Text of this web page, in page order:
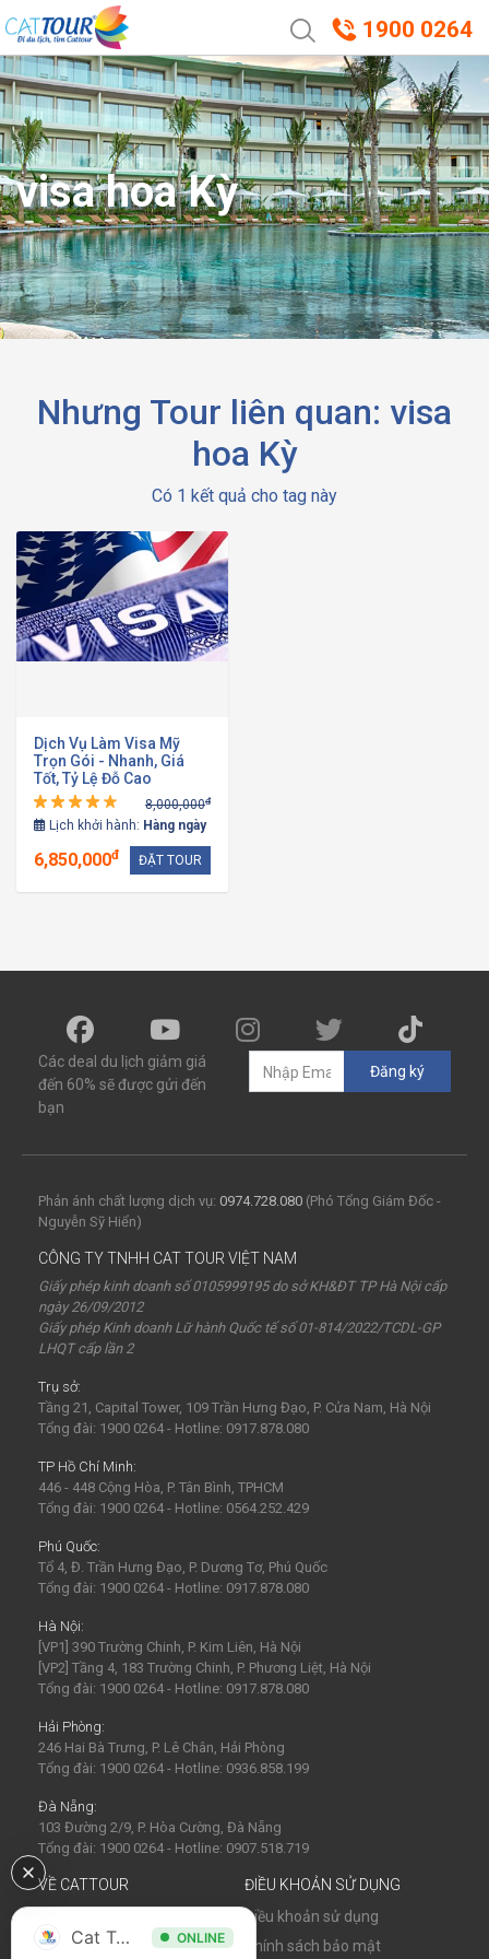
1900 0264
visa hoa Kỳ
Nhưng Tour liên quan: visa
hoa Kỳ
Có 1 kết quả cho tag này
Dịch Vụ Làm Visa Mỹ
Trọn Gói - Nhanh, Giá
Tốt, Tỷ Lệ Đỗ Cao
8,000,000đ
Lịch khởi hành: Hàng ngày
6,850,000đ ĐẶT TOUR
Các deal du lịch giảm giá
đến 60% sẽ được gửi đến
bạn
Đăng ký
Phản ánh chất lượng dịch vụ: 0974.728.080 (Phó Tổng Giám Đốc -
Nguyễn Sỹ Hiển)
CÔNG TY TNHH CAT TOUR VIỆT NAM
Giấy phép kinh doanh số 0105999195 do sở KH&ĐT TP Hà Nội cấp
ngày 26/09/2012
Giấy phép Kinh doanh Lữ hành Quốc tế số 01-814/2022/TCDL-GP
LHQT cấp lần 2
Trụ sở:
Tầng 21, Capital Tower, 109 Trần Hưng Đạo, P. Cửa Nam, Hà Nội
Tổng đài: 1900 0264 - Hotline: 0917.878.080
TP Hồ Chí Minh:
446 - 448 Cộng Hòa, P. Tân Bình, TPHCM
Tổng đài: 1900 0264 - Hotline: 0564.252.429
Phú Quốc:
Tổ 4, Đ. Trần Hưng Đạo, P. Dương Tơ, Phú Quốc
Tổng đài: 1900 0264 - Hotline: 0917.878.080
Hà Nội:
[VP1] 390 Trường Chinh, P. Kim Liên, Hà Nội
[VP2] Tầng 4, 183 Trường Chinh, P. Phương Liệt, Hà Nội
Tổng đài: 1900 0264 - Hotline: 0917.878.080
Hải Phòng:
246 Hai Bà Trưng, P. Lê Chân, Hải Phòng
Tổng đài: 1900 0264 - Hotline: 0936.858.199
Đà Nẵng:
103 Đường 2/9, P. Hòa Cường, Đà Nẵng
Tổng đài: 1900 0264 - Hotline: 0907.518.719
VỀ CATTOUR
Tin tức
ĐIỀU KHOẢN SỬ DỤNG
Điều khoản sử dụng
Chính sách bảo mật
Cat Tour ONLINE